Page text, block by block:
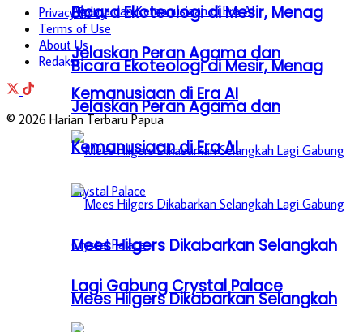
Bicara Ekoteologi di Mesir, Menag
Jelaskan Peran Agama dan
Kemanusiaan di Era AI
Mees Hilgers Dikabarkan Selangkah
Lagi Gabung Crystal Palace
Bicara Ekoteologi di Mesir, Menag
Jelaskan Peran Agama dan
Kemanusiaan di Era AI
Mees Hilgers Dikabarkan Selangkah
Privacy Policy
Terms of Use
About Us
Redaksi
© 2026 Harian Terbaru Papua